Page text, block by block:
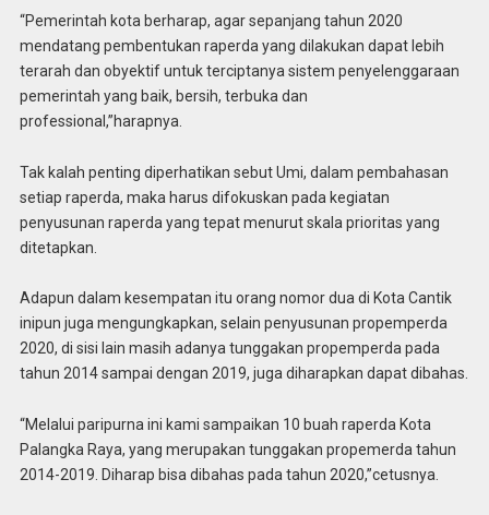
“Pemerintah kota berharap, agar sepanjang tahun 2020
mendatang pembentukan raperda yang dilakukan dapat lebih
terarah dan obyektif untuk terciptanya sistem penyelenggaraan
pemerintah yang baik, bersih, terbuka dan
professional,”harapnya.
Tak kalah penting diperhatikan sebut Umi, dalam pembahasan
setiap raperda, maka harus difokuskan pada kegiatan
penyusunan raperda yang tepat menurut skala prioritas yang
ditetapkan.
Adapun dalam kesempatan itu orang nomor dua di Kota Cantik
inipun juga mengungkapkan, selain penyusunan propemperda
2020, di sisi lain masih adanya tunggakan propemperda pada
tahun 2014 sampai dengan 2019, juga diharapkan dapat dibahas.
“Melalui paripurna ini kami sampaikan 10 buah raperda Kota
Palangka Raya, yang merupakan tunggakan propemerda tahun
2014-2019. Diharap bisa dibahas pada tahun 2020,”cetusnya.